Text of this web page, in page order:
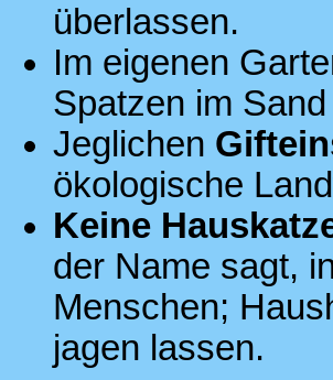
überlassen.
Im eigenen
Spatzen im
Jeglichen
ökologische
Keine
der Name sagt,
Menschen;
jagen lassen.